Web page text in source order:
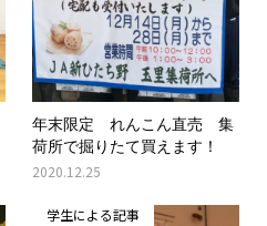
年末限定 れんこん直売 集
荷所で掘りたて買えます！
2020.12.25
学生による記事